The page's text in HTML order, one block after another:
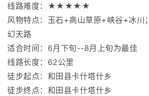
线路难度：★★★★★
风物特点：玉石+高山草原+峡谷+冰川
幻天路
适合时间：6月下旬--8月上旬为最佳
线路长度：62公里
徒步起点：和田县卡什塔什乡
徒步终点：和田县卡什塔什乡